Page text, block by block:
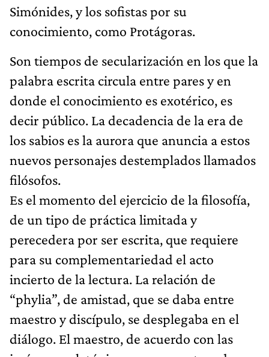
Simónides, y los sofistas por su
conocimiento, como Protágoras.
Son tiempos de secularización en los que la
palabra escrita circula entre pares y en
donde el conocimiento es exotérico, es
decir público. La decadencia de la era de
los sabios es la aurora que anuncia a estos
nuevos personajes destemplados llamados
filósofos.
Es el momento del ejercicio de la filosofía,
de un tipo de práctica limitada y
perecedera por ser escrita, que requiere
para su complementariedad el acto
incierto de la lectura. La relación de
“phylia”, de amistad, que se daba entre
maestro y discípulo, se desplegaba en el
diálogo. El maestro, de acuerdo con las